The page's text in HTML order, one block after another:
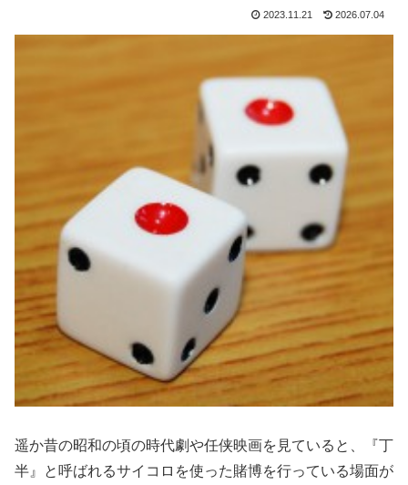
2023.11.21 2026.07.04
遥か昔の昭和の頃の時代劇や任侠映画を見ていると、『丁
半』と呼ばれるサイコロを使った賭博を行っている場面が